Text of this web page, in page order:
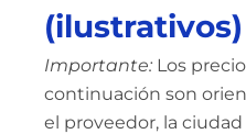
(ilustrativos)
Importante:Los
continuación son
el proveedor, la